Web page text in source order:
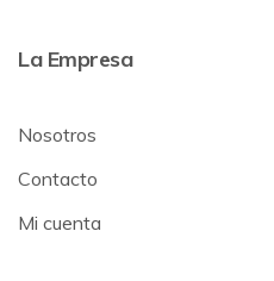
La Empresa
Nosotros
Contacto
Mi cuenta